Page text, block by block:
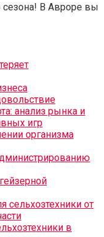
сезона! В Авроре вы
анализ рынка и
игр
организма
сельхозтехники от
в